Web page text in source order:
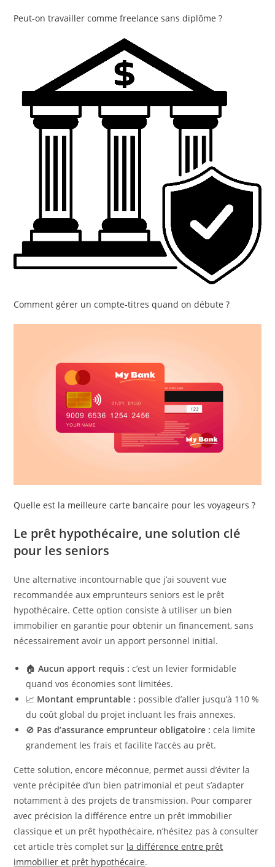
Peut-on travailler comme freelance sans diplôme ?
Comment gérer un compte-titres quand on débute ?
Quelle est la meilleure carte bancaire pour les voyageurs ?
Le prêt hypothécaire, une solution clé
pour les seniors
Une alternative incontournable que j’ai souvent vue
recommandée aux emprunteurs seniors est le prêt
hypothécaire. Cette option consiste à utiliser un bien
immobilier en garantie pour obtenir un financement, sans
nécessairement avoir un apport personnel initial.
🏠Aucun apport requis : c’est un levier formidable
quand vos économies sont limitées.
📈 Montant empruntable : possible d’aller jusqu’à 110 %
du coût global du projet incluant les frais annexes.
🚫 Pas d’assurance emprunteur obligatoire : cela limite
grandement les frais et facilite l’accès au prêt.
Cette solution, encore méconnue, permet aussi d’éviter la
vente précipitée d’un bien patrimonial et peut s’adapter
notamment à des projets de transmission. Pour comparer
avec précision la différence entre un prêt immobilier
classique et un prêt hypothécaire, n’hésitez pas à consulter
cet article très complet sur la différence entre prêt
immobilier et prêt hypothécaire.